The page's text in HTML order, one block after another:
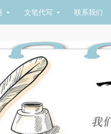
文笔代写 联系我们